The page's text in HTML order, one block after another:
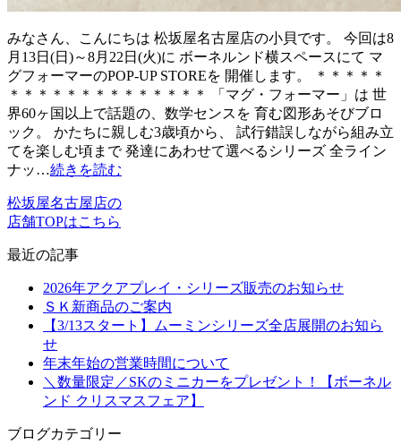
みなさん、こんにちは 松坂屋名古屋店の小貝です。 今回は8
月13日(日)～8月22日(火)に ボーネルンド横スペースにて マ
グフォーマーのPOP-UP STOREを 開催します。 ＊＊＊＊＊
＊＊＊＊＊＊＊＊＊＊＊＊＊＊ 「マグ・フォーマー」は 世
界60ヶ国以上で話題の、数学センスを 育む図形あそびブロ
ック。 かたちに親しむ3歳頃から、 試行錯誤しながら組み立
てを楽しむ頃まで 発達にあわせて選べるシリーズ 全ライン
ナッ…続きを読む
松坂屋名古屋店の
店舗TOPはこちら
最近の記事
2026年アクアプレイ・シリーズ販売のお知らせ
ＳＫ新商品のご案内
【3/13スタート】ムーミンシリーズ全店展開のお知ら
せ
年末年始の営業時間について
＼数量限定／SKのミニカーをプレゼント！【ボーネル
ンド クリスマスフェア】
ブログカテゴリー